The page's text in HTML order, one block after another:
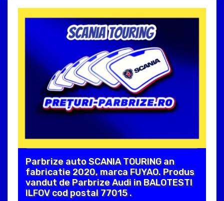
Parbrize auto SCANIA TOURING an
fabricatie 2020, marca FUYAO. Produs
vandut de Parbrize Audi in BALOTESTI
ILFOV cod postal 77015 .